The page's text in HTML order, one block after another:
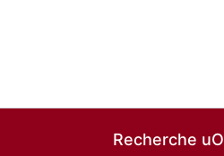
Recherche uO